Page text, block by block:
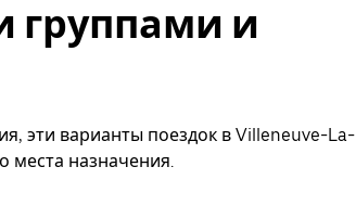
группами и
эти варианты поездок в Villeneuve-La-
места назначения.